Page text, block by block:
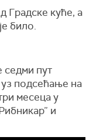
Градске куће, а
било.
седми пут
подсећање на
месеца у
и